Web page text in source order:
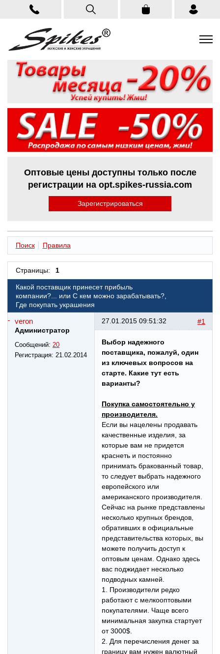
Оптовые цены доступны только после
регистрации на opt.spikes-russia.com
Зарегистрироваться
Поиск Правила
Страницы: 1
Какой поставщик принесет прибыль
компании?... или С кем можно зарабатывать?,
Где покупать украшения
veron
Администратор
Сообщений: 20
Регистрация: 21.02.2014
#1
27.01.2015 09:51:32
Выбор надежного
поставщика, пожалуй, один
из ключевых вопросов на
старте. Какие тут есть
варианты?
Покупка самостоятельно у
производителя.
Если вы нацелены продавать
качественные изделия, за
которые вам не придется
краснеть и постоянно
принимать бракованный товар,
то следует выбрать надежного
европейского или
американского производителя.
Сейчас на рынке представлены
несколько крупных брендов,
обративших в официальные
представительства которых, вы
можете получить доступ к
оптовым ценам. Однако здесь
вас поджидает несколько
подводных камней.
1. Производители редко
работают с мелкооптовыми
покупателями. Чаще всего
минимальная закупка стартует
от 3000$.
2. Для перечисления денег за
границу вам нужен валютный